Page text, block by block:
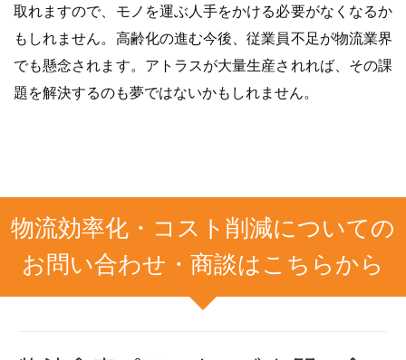
取れますので、モノを運ぶ人手をかける必要がなくなるか
もしれません。高齢化の進む今後、従業員不足が物流業界
でも懸念されます。アトラスが大量生産されれば、その課
題を解決するのも夢ではないかもしれません。
物流効率化・コスト削減についての
お問い合わせ・商談はこちらから